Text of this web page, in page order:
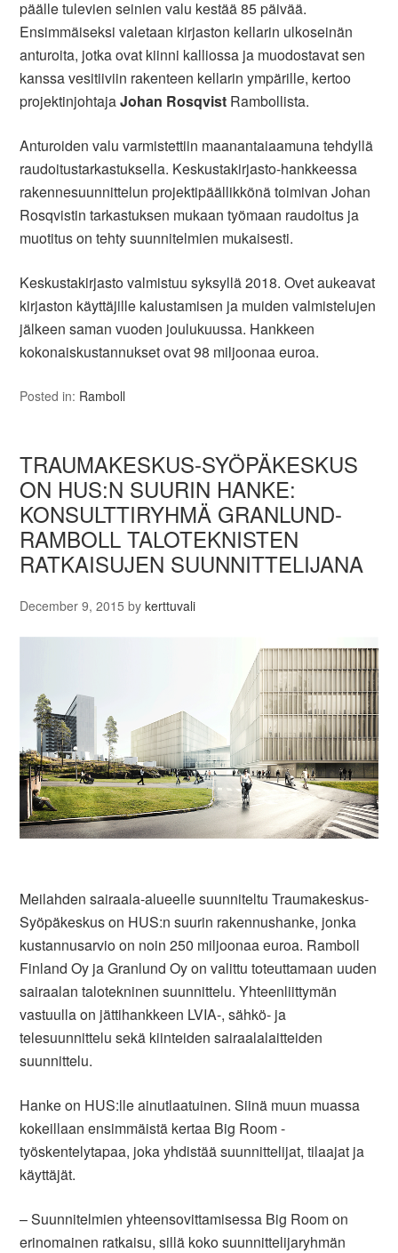
päälle tulevien seinien valu kestää 85 päivää.
Ensimmäiseksi valetaan kirjaston kellarin ulkoseinän
anturoita, jotka ovat kiinni kalliossa ja muodostavat sen
kanssa vesitiiviin rakenteen kellarin ympärille, kertoo
projektinjohtajaJohan Rosqvist Rambollista.
Anturoiden valu varmistettiin maanantaiaamuna tehdyllä
raudoitustarkastuksella. Keskustakirjasto-hankkeessa
rakennesuunnittelun projektipäällikkönä toimivan Johan
Rosqvistin tarkastuksen mukaan työmaan raudoitus ja
muotitus on tehty suunnitelmien mukaisesti.
Keskustakirjasto valmistuu syksyllä 2018. Ovet aukeavat
kirjaston käyttäjille kalustamisen ja muiden valmistelujen
jälkeen saman vuoden joulukuussa. Hankkeen
kokonaiskustannukset ovat 98 miljoonaa euroa.
Posted in: Ramboll
TRAUMAKESKUS-SYÖPÄKESKUS
ON HUS:N SUURIN HANKE:
KONSULTTIRYHMÄ GRANLUND-
RAMBOLL TALOTEKNISTEN
RATKAISUJEN SUUNNITTELIJANA
December 9, 2015 bykerttuvali
Meilahden sairaala-alueelle suunniteltu Traumakeskus-
Syöpäkeskus on HUS:n suurin rakennushanke, jonka
kustannusarvio on noin 250 miljoonaa euroa. Ramboll
Finland Oy ja Granlund Oy on valittu toteuttamaan uuden
sairaalan talotekninen suunnittelu. Yhteenliittymän
vastuulla on jättihankkeen LVIA-, sähkö- ja
telesuunnittelu sekä kiinteiden sairaalalaitteiden
suunnittelu.
Hanke on HUS:lle ainutlaatuinen. Siinä muun muassa
kokeillaan ensimmäistä kertaa Big Room -
työskentelytapaa, joka yhdistää suunnittelijat, tilaajat ja
käyttäjät.
– Suunnitelmien yhteensovittamisessa Big Room on
erinomainen ratkaisu, sillä koko suunnittelijaryhmän